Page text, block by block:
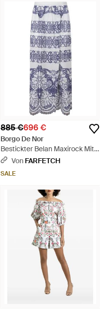
885 €696 €
Borgo De Nor
Bestickter Belan Maxirock Mit
Spitzenbesatz - Weiß
Von FARFETCH
SALE